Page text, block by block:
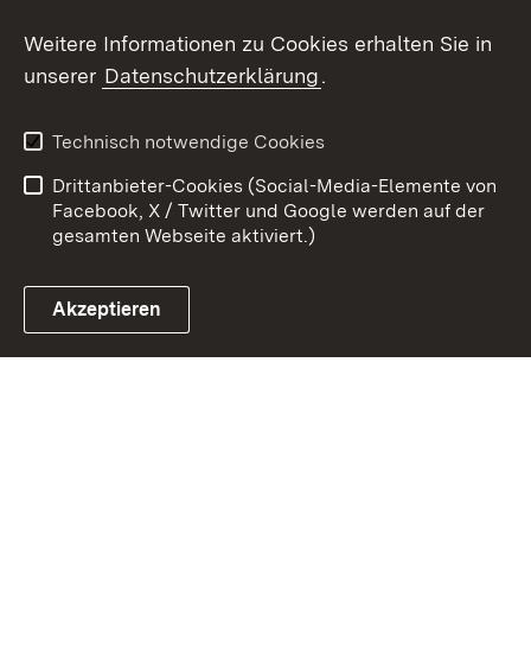
Link zum Landesportal
Kontakt
Datenschutz
Barrierefreiheit
Impressum Cookies
Weitere Informationen zu Cookies erhalten Sie in
unserer Datenschutzerklärung.
Technisch notwendige Cookies
Drittanbieter-Cookies (Social-Media-Elemente von
Facebook, X / Twitter und Google werden auf der
gesamten Webseite aktiviert.)
Akzeptieren